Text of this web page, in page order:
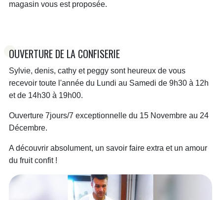
magasin vous est proposée.
OUVERTURE DE LA CONFISERIE
Sylvie, denis, cathy et peggy sont heureux de vous
recevoir toute l'année du Lundi au Samedi de 9h30 à 12h
et de 14h30 à 19h00.
Ouverture 7jours/7 exceptionnelle du 15 Novembre au 24
Décembre.
A découvrir absolument, un savoir faire extra et un amour
du fruit confit !